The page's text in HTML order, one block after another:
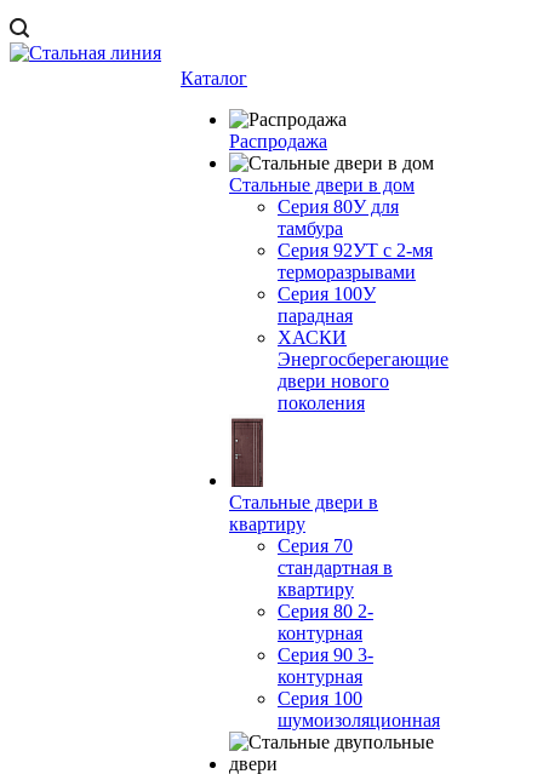
Каталог
Распродажа
Стальные двери в дом
Серия 80У для
тамбура
Серия 92УТ с 2-мя
терморазрывами
Серия 100У
парадная
ХАСКИ
Энергосберегающие
двери нового
поколения
Стальные двери в
квартиру
Серия 70
стандартная в
квартиру
Серия 80 2-
контурная
Серия 90 3-
контурная
Серия 100
шумоизоляционная